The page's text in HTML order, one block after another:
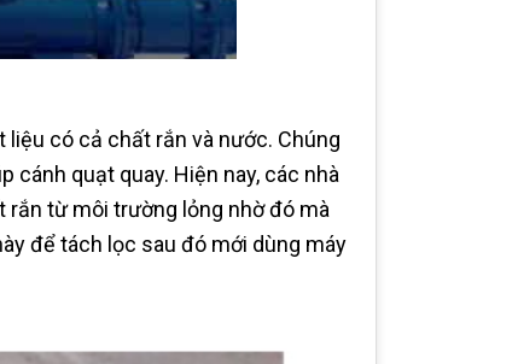
có cả chất rắn và nước. Chúng
quạt quay. Hiện nay, các nhà
rắn từ môi trường lỏng nhờ đó mà
để tách lọc sau đó mới dùng máy